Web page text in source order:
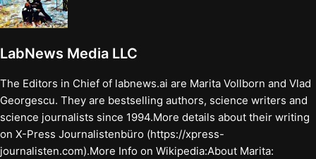
LabNews Media LLC
The Editors in Chief of labnews.ai are Marita Vollborn and Vlad
Georgescu. They are bestselling authors, science writers and
science journalists since 1994.More details about their writing
on X-Press Journalistenbüro (https://xpress-
journalisten.com).More Info on Wikipedia:About Marita: